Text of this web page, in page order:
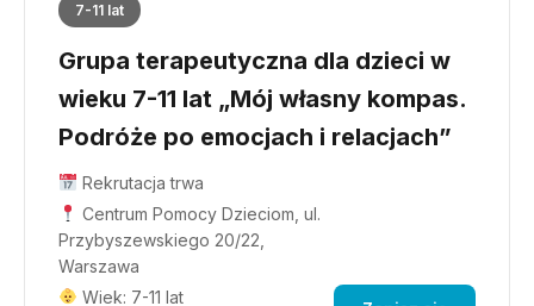
7-11 lat
Grupa terapeutyczna dla dzieci w
wieku 7-11 lat „Mój własny kompas.
Podróże po emocjach i relacjach”
Rekrutacja trwa
Centrum Pomocy Dzieciom, ul.
Przybyszewskiego 20/22,
Warszawa
Wiek: 7-11 lat